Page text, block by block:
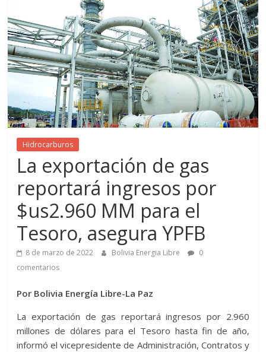
para
todos
Hidrocarburos
La exportación de gas
reportará ingresos por
$us2.960 MM para el
Tesoro, asegura YPFB
8 de marzo de 2022 Bolivia Energia Libre
0
comentarios
Por Bolivia Energía Libre-La Paz
La exportación de gas reportará ingresos por 2.960
millones de dólares para el Tesoro hasta fin de año,
informó el vicepresidente de Administración, Contratos y